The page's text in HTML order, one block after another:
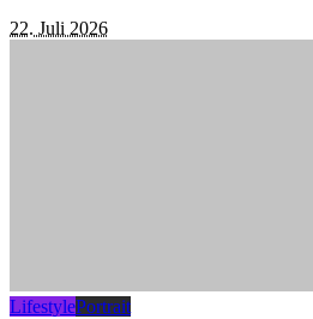
22. Juli 2026
LifestylePortrait